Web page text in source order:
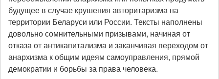
будущее в случае крушения авторитаризма на
территории Беларуси или России. Тексты наполнены
довольно сомнительными призывами, начиная от
отказа от антикапитализма и заканчивая переходом от
анархизма к общим идеям самоуправления, прямой
демократии и борьбы за права человека.